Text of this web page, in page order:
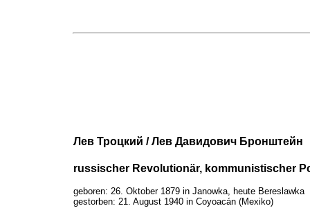
Лев Троцкий / Лев Давидович Бронштейн
russischer Revolutionär, kommunistischer
geboren: 26. Oktober 1879 in Janowka, heute Bereslawka
gestorben: 21. August 1940 in Coyoacán (Mexiko)